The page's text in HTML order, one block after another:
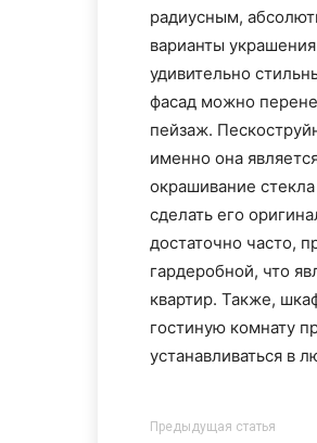
радиусным,
варианты
удивительно
фасад можно
пейзаж.
именно она
окрашивание
сделать его
достаточно часто,
гардеробной, что
квартир. Также,
гостиную комнату
устанавливаться в
Предыдущая статья